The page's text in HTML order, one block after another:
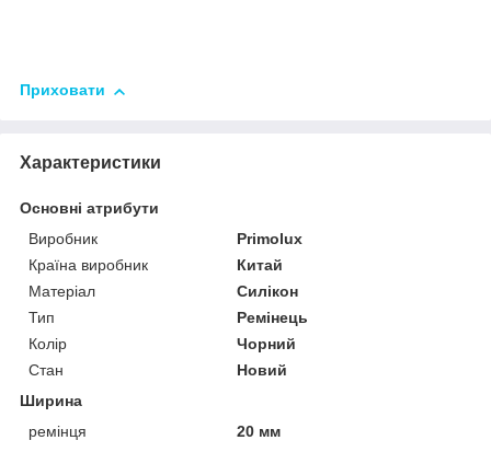
Приховати
Характеристики
Основні атрибути
Виробник
Primolux
Країна виробник
Китай
Матеріал
Силікон
Тип
Ремінець
Колір
Чорний
Стан
Новий
Ширина
ремінця
20 мм